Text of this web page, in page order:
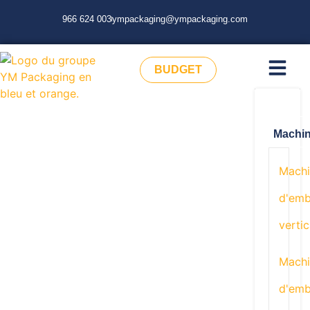
966 624 003ympackaging@ympackaging.com
BUDGET